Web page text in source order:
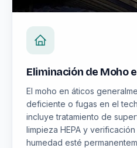
Eliminación de Moho
El moho en áticos
deficiente o fugas en el
incluye tratamiento de
limpieza HEPA y
humedad esté